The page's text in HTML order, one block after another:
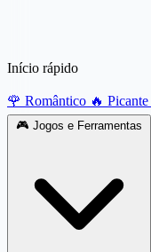
Início rápido
🌹 Romântico 🔥 Picante
🎮 Jogos e Ferramentas